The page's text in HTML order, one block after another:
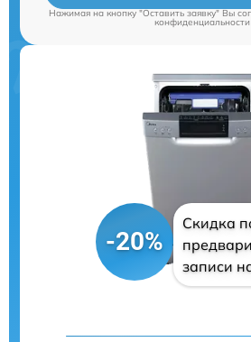
Нажимая на кнопку "Оставить заявку" Вы
конфиденциальности
-20%
Скидка
записи